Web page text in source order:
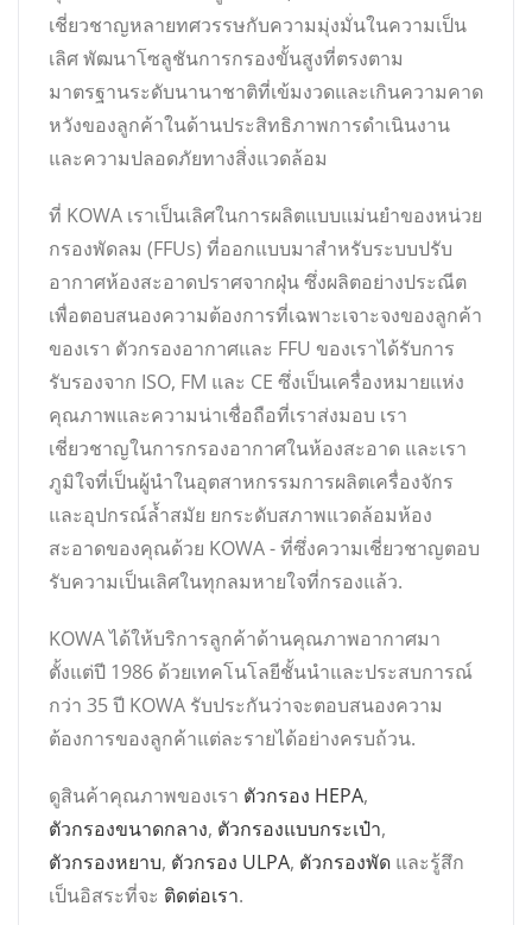
เชี่ยวชาญหลายทศวรรษกับความมุ่งมั่นในความเป็น
เลิศ พัฒนาโซลูชันการกรองขั้นสูงที่ตรงตาม
มาตรฐานระดับนานาชาติที่เข้มงวดและเกินความคาด
หวังของลูกค้าในด้านประสิทธิภาพการดำเนินงาน
และความปลอดภัยทางสิ่งแวดล้อม
ที่ KOWA เราเป็นเลิศในการผลิตแบบแม่นยำของหน่วย
กรองพัดลม (FFUs) ที่ออกแบบมาสำหรับระบบปรับ
อากาศห้องสะอาดปราศจากฝุ่น ซึ่งผลิตอย่างประณีต
เพื่อตอบสนองความต้องการที่เฉพาะเจาะจงของลูกค้า
ของเรา ตัวกรองอากาศและ FFU ของเราได้รับการ
รับรองจาก ISO, FM และ CE ซึ่งเป็นเครื่องหมายแห่ง
คุณภาพและความน่าเชื่อถือที่เราส่งมอบ เรา
เชี่ยวชาญในการกรองอากาศในห้องสะอาด และเรา
ภูมิใจที่เป็นผู้นำในอุตสาหกรรมการผลิตเครื่องจักร
และอุปกรณ์ล้ำสมัย ยกระดับสภาพแวดล้อมห้อง
สะอาดของคุณด้วย KOWA - ที่ซึ่งความเชี่ยวชาญตอบ
รับความเป็นเลิศในทุกลมหายใจที่กรองแล้ว.
KOWA ได้ให้บริการลูกค้าด้านคุณภาพอากาศมา
ตั้งแต่ปี 1986 ด้วยเทคโนโลยีชั้นนำและประสบการณ์
กว่า 35 ปี KOWA รับประกันว่าจะตอบสนองความ
ต้องการของลูกค้าแต่ละรายได้อย่างครบถ้วน.
ดูสินค้าคุณภาพของเรา ตัวกรอง HEPA,
ตัวกรองขนาดกลาง, ตัวกรองแบบกระเป๋า,
ตัวกรองหยาบ, ตัวกรอง ULPA, ตัวกรองพัด และรู้สึก
เป็นอิสระที่จะ ติดต่อเรา.